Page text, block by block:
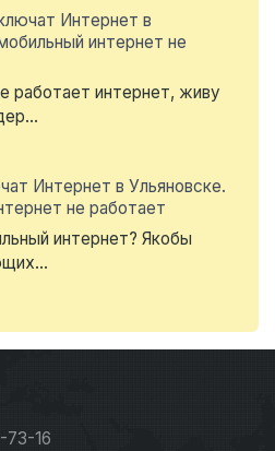
Интернет в
интернет не
интернет, живу
Интернет в Ульяновске.
не работает
интернет? Якобы
73-16